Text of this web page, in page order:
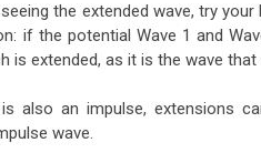
the extended wave, try
if the potential Wave 1 and
is extended, as it is the wave
also an impulse, extensions
wave.